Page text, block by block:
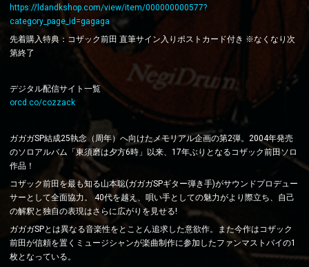
https://ldandkshop.com/view/item/000000000577?
category_page_id=gagaga
先着購入特典：コザック前田 直筆サイン入りポストカード付き ※なくなり次
第終了
デジタル配信サイト一覧
orcd.co/cozzack
ガガガSP結成25執念（周年）へ向けたメモリアル企画の第2弾。2004年発売
のソロアルバム「東須磨は夕方6時」以来、17年ぶりとなるコザック前田ソロ
作品！
コザック前田を最も知る山本聡(ガガガSPギター弾き手)がサウンドプロデュー
サーとして全面協力。 40代を越え、唄い手としての魅力がより際立ち、自己
の解釈と独自の表現はさらに広がりを見せる!
ガガガSPとは異なる音楽性をとことん追求した意欲作。また今作はコザック
前田が信頼を置くミュージシャンが楽曲制作に参加したファンマストバイの1
枚となっている。